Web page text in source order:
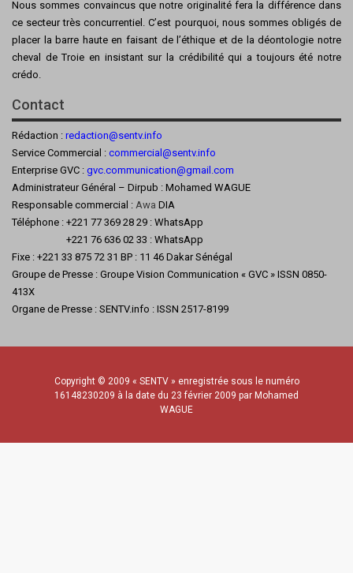
Nous sommes convaincus que notre originalité fera la différence dans
ce secteur très concurrentiel. C’est pourquoi, nous sommes obligés de
placer la barre haute en faisant de l’éthique et de la déontologie notre
cheval de Troie en insistant sur la crédibilité qui a toujours été notre
crédo.
Contact
Rédaction : redaction@sentv.info
Service Commercial : commercial@sentv.info
Enterprise GVC : gvc.communication@gmail.com
Administrateur Général – Dirpub : Mohamed WAGUE
Responsable commercial : Awa DIA
Téléphone : +221 77 369 28 29 : WhatsApp
+221 76 636 02 33 : WhatsApp
Fixe : +221 33 875 72 31 BP : 11 46 Dakar Sénégal
Groupe de Presse : Groupe Vision Communication « GVC » ISSN 0850-
413X
Organe de Presse : SENTV.info : ISSN 2517-8199
Copyright © 2009 « SENTV » enregistrée sous le numéro
16148230209 à la date du 23 février 2009 par Mohamed
WAGUE